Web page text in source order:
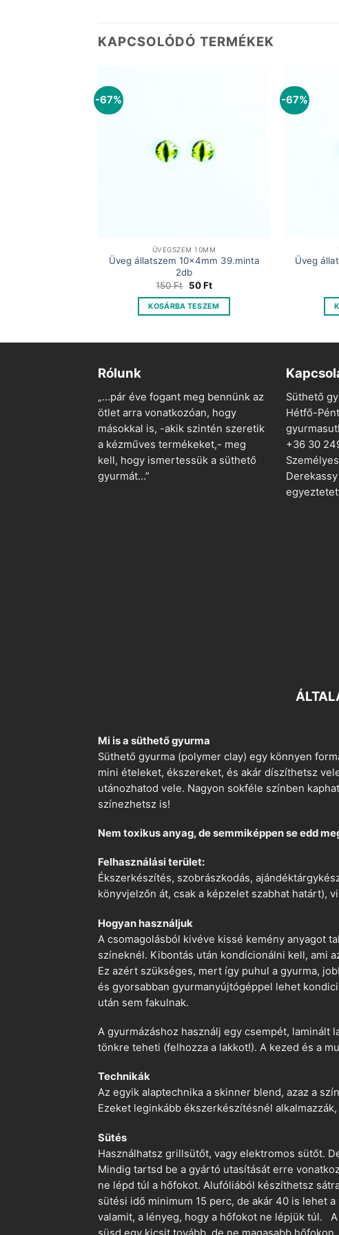
KAPCSOLÓDÓ TERMÉKEK
-67%
ÜVEGSZEM 10MM
Üveg állatszem 10x4mm 39.minta
2db
150Ft Original
was:
150 Ft.
50FtCurrent
is:
50 Ft.
KOSÁRBA TESZEM
-67%
Üveg
Rólunk
„…pár éve fogant meg bennünk az
ötlet arra vonatkozóan, hogy
másokkal is, -akik szintén szeretik
a kézműves termékeket,- meg
kell, hogy ismertessük a süthető
gyurmát…”
Süthető
Hétfő-
+36 30
Mi is a süthető gyurma
Süthető gyurma (polymer clay) egy könnyen
mini ételeket, ékszereket, és akár díszíthetsz
utánozhatod vele. Nagyon sokféle színben
színezhetsz is!
Nem toxikus anyag, de semmiképpen se edd
Felhasználási terület:
Ékszerkészítés, szobrászkodás,
könyvjelzőn át, csak a képzelet szabhat határt),
Hogyan használjuk
A csomagolásból kivéve kissé kemény anyagot
színeknél. Kibontás után kondícionálni kell, ami
Ez azért szükséges, mert így puhul a gyurma,
és gyorsabban gyurmanyújtógéppel lehet
után sem fakulnak.
A gyurmázáshoz használj egy csempét, laminált
tönkre teheti (felhozza a lakkot!). A kezed és a
Technikák
Az egyik alaptechnika a skinner blend, azaz a
Ezeket leginkább ékszerkészítésnél
Sütés
Használhatsz grillsütőt, vagy elektromos sütőt.
Mindig tartsd be a gyártó utasítását erre
ne lépd túl a hőfokot. Alufóliából készíthetsz
sütési idő minimum 15 perc, de akár 40 is lehet
valamit, a lényeg, hogy a hőfokot ne lépjük túl.